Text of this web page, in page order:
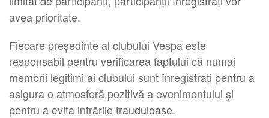
avea prioritate.
Fiecare președinte al clubului Vespa este
responsabil pentru verificarea faptului că numai
membrii legitimi ai clubului sunt înregistrați pentru a
asigura o atmosferă pozitivă a evenimentului și
pentru a evita intrările frauduloase.